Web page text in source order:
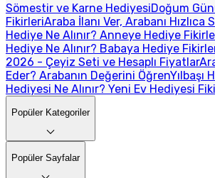
Sömestir ve Karne HediyesiDoğum
FikirleriAraba İlanı Ver, Arabanı Hızlıca
Hediye Ne Alınır? Anneye Hediye
Hediye Ne Alınır? Babaya Hediye
2026 - Çeyiz Seti ve Hesaplı Fiyatlar
Eder? Arabanın Değerini ÖğrenYılbaşı
Hediyesi Ne Alınır? Yeni Ev Hediyesi
Popüler Kategoriler
Popüler Sayfalar